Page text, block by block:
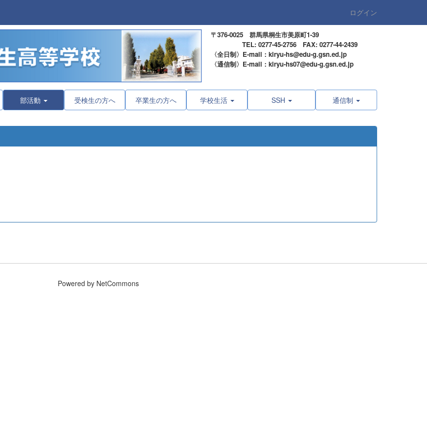
ログイン
〒376-0025 群馬県桐生市美原町1-39
TEL: 0277-45-2756 FAX: 0277-44-2439
〈全日制〉E-mail：kiryu-hs@edu-g.gsn.ed.jp
〈通信制〉E-mail：kiryu-hs07@edu-g.gsn.ed.jp
部活動 受検生の方へ 卒業生の方へ 学校生活 SSH 通信制
Powered by NetCommons